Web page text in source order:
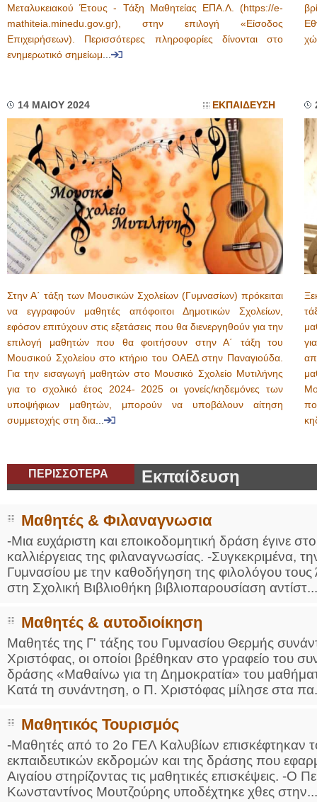
Μεταλυκειακού Έτους - Τάξη Μαθητείας ΕΠΑ.Λ. (https://e-
mathiteia.minedu.gov.gr), στην επιλογή «Είσοδος
Επιχειρήσεων). Περισσότερες πληροφορίες δίνονται στο
ενημερωτικό σημείωμ...
14 ΜΑΙΟΥ 2024 ΕΚΠΑΙΔΕΥΣΗ
Στην Α΄ τάξη των Μουσικών Σχολείων (Γυμνασίων) πρόκειται
να εγγραφούν μαθητές απόφοιτοι Δημοτικών Σχολείων,
εφόσον επιτύχουν στις εξετάσεις που θα διενεργηθούν για την
επιλογή μαθητών που θα φοιτήσουν στην Α΄ τάξη του
Μουσικού Σχολείου στο κτήριο του ΟΑΕΔ στην Παναγιούδα.
Για την εισαγωγή μαθητών στο Μουσικό Σχολείο Μυτιλήνης
για το σχολικό έτος 2024- 2025 οι γονείς/κηδεμόνες των
υποψήφιων μαθητών, μπορούν να υποβάλουν αίτηση
συμμετοχής στη δια...
ΠΕΡΙΣΣΟΤΕΡΑ Εκπαίδευση
Μαθητές & Φιλαναγνωσια
-Μια ευχάριστη και εποικοδομητική δράση έγινε
καλλιέργειας της φιλαναγνωσίας. -Συγκεκριμένα,
Γυμνασίου με την καθοδήγηση της φιλολόγου
στη Σχολική Βιβλιοθήκη βιβλιοπαρουσίαση αντίστ...
Μαθητές & αυτοδιοίκηση
Μαθητές της Γ' τάξης του Γυμνασίου Θερμής
Χριστόφας, οι οποίοι βρέθηκαν στο γραφείο του
δράσης «Μαθαίνω για τη Δημοκρατία» του
Κατά τη συνάντηση, ο Π. Χριστόφας μίλησε στα
Μαθητικός Τουρισμός
-Μαθητές από το 2ο ΓΕΛ Καλυβίων επισκέφτηκαν
εκπαιδευτικών εκδρομών και της δράσης που
Αιγαίου στηρίζοντας τις μαθητικές επισκέψεις. -Ο
Κωνσταντίνος Μουτζούρης υποδέχτηκε χθες στην...